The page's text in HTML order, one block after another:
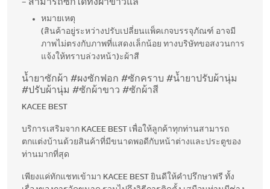
หมายเหตุ
(สินค้าอยู่ระหว่างปรับเปลี่ยนแพ็คเกจบรรจุภัณฑ์ อาจมี
ภาพไม่ตรงกับภาพที่แสดงเล็กน้อย ทางบริษัทขอสงวนการ
แจ้งให้ทราบล่วงหน้า)ะผ้าสี
น้ำยาซักผ้า #ผงซักฟอก #ซักคราบ #น้ำยาปรับผ้านุ่ม
#ปรับผ้านุ่ม #ซักผ้าขาว #ซักผ้าสี
KACEE BEST
บริการเสริมจาก KACEE BEST เพื่อให้ลูกค้าทุกท่านสามารถ
ตกแต่งบ้านด้วยสินค้าที่มีขนาดพอดีกับหน้าต่างและประตูของ
ท่านมากที่สุด
เพียงแค่ทักแชทเข้ามา KACEE BEST ยินดีให้คำปรึกษาฟรี ทั้ง